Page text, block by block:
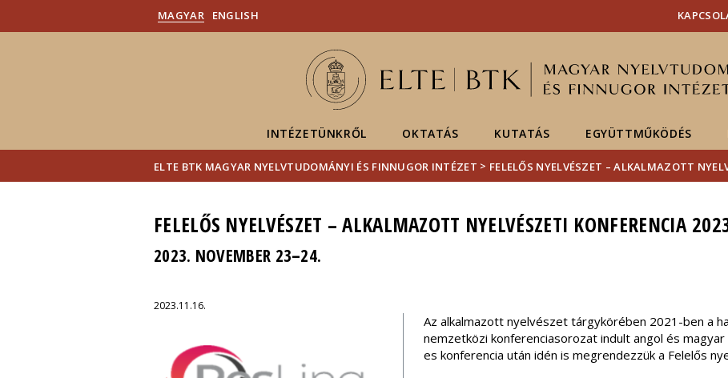
MAGYAR ENGLISH
INTÉZETÜNKRŐL OKTATÁS KUTATÁS EGYÜTTMŰKÖDÉS
ELTE BTK MAGYAR NYELVTUDOMÁNYI ÉS FINNUGOR INTÉZET > FELELŐS NYELVÉSZET – ALKALMAZOTT
FELELŐS NYELVÉSZET – ALKALMAZOTT NYELVÉSZETI KONFERENCIA
2023. NOVEMBER 23–24.
2023.11.16.
Az alkalmazott nyelvészet tárgykörében 2021-ben a
nemzetközi konferenciasorozat indult angol és
es konferencia után idén is megrendezzük a Felelős